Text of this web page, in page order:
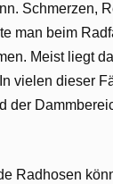
Schmerzen,
man beim
Meist liegt
vielen dieser
der
Radhosen